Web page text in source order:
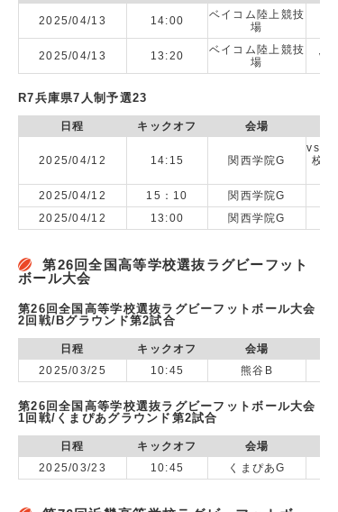
2025/04/13 14:00
ベイコム陸上競技
場
2025/04/13 13:20
ベイコム陸上競技
場
vs
R7兵庫県7人制予選23
日程 キックオフ 会場
2025/04/12 14:15 関西学院G
vs 阪
校,
2025/04/12
15：10
関西学院G
2025/04/12
13:00 関西学院G
第26回全国高等学校選抜ラグビーフット
ボール大会
第26回全国高等学校選抜ラグビーフットボール大会
2回戦/Bグラウンド第2試合
日程 キックオフ
会場
2025/03/25
10:45 熊谷B
第26回全国高等学校選抜ラグビーフットボール大会
1回戦/くまぴあグラウンド第2試合
日程 キックオフ
会場
2025/03/23
10:45 くまぴあG